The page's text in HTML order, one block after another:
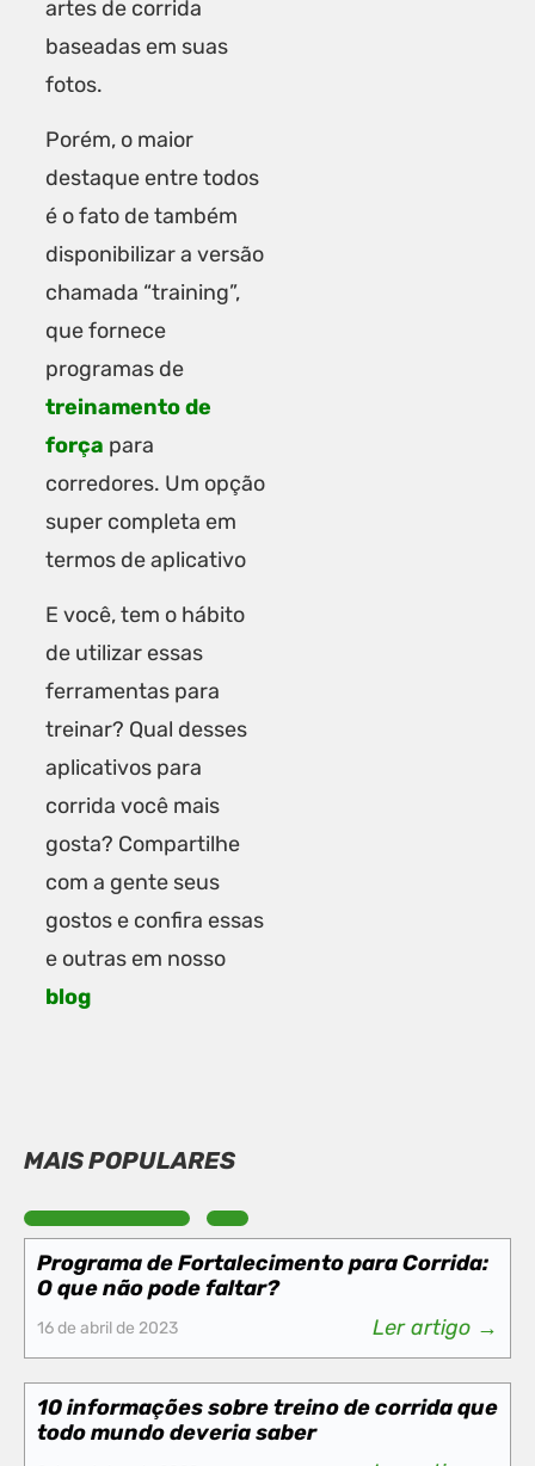
artes de corrida
baseadas em suas
fotos.
Porém, o maior
destaque entre todos
é o fato de também
disponibilizar a versão
chamada “training”,
que fornece
programas de
treinamento de
força para
corredores. Um opção
super completa em
termos de aplicativo
E você, tem o hábito
de utilizar essas
ferramentas para
treinar? Qual desses
aplicativos para
corrida você mais
gosta? Compartilhe
com a gente seus
gostos e confira essas
e outras em nosso
blog
MAIS POPULARES
Programa de Fortalecimento para Corrida:
O que não pode faltar?
16 de abril de 2023 Ler artigo →
10 informações sobre treino de corrida que
todo mundo deveria saber